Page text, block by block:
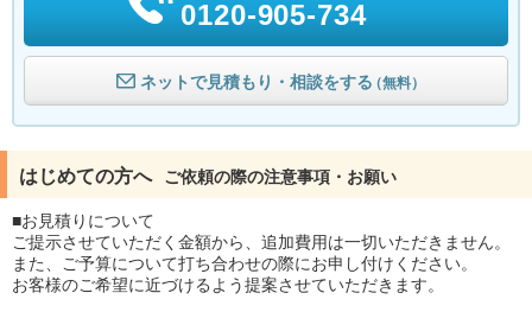
0120-905-734
ネットで見積もり・相談をする（無料）
はじめての方へ ご依頼の際の注意事項・お願い
■お見積りについて
ご提示させていただく金額から、追加費用は一切いただきません。
また、ご予算について打ち合わせの際にお申し付けください。
お客様のご希望に近づけるよう提案させていただきます。